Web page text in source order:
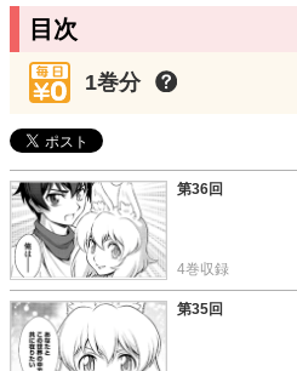
また、ソーシャルゲームや、幼児
のイラストを手がけるマルチクリ
ャラから、異形のクリーチャーま
佐竹アキノリ/原作
試される大地出身。2013年頃から
で学んだ制御工学の知識を生かし
け！」で出版デビュー。他の著書
になりました！」（アルファポリス
「逆成長チートで世界最強」（ヒ
村づくり！やる気なし魔導師の開
クス）シリーズがある。
目次
1巻分
第36回
4巻収録
この話を読む
第35回